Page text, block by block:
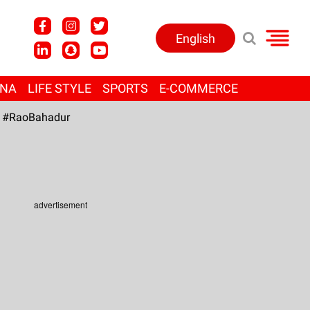
English
LIFE STYLE SPORTS E-COMMERCE
#RaoBahadur
advertisement